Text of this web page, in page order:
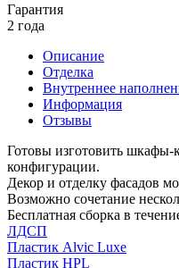
Гарантия
2 года
Описание
Отделка
Внутреннее
Информация
Отзывы
Готовы изготовить шкафы-
конфигурации.
Декор и отделку фасадов
Возможно сочетание
Бесплатная сборка в
ЛДСП
Пластик Alvic Luxe
Пластик HPL